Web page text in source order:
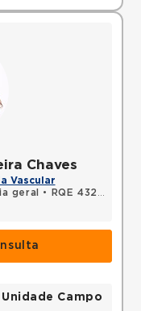
Chaves
Vascular
geral •
RQE 4322 - Cirurgia vascular
Campo